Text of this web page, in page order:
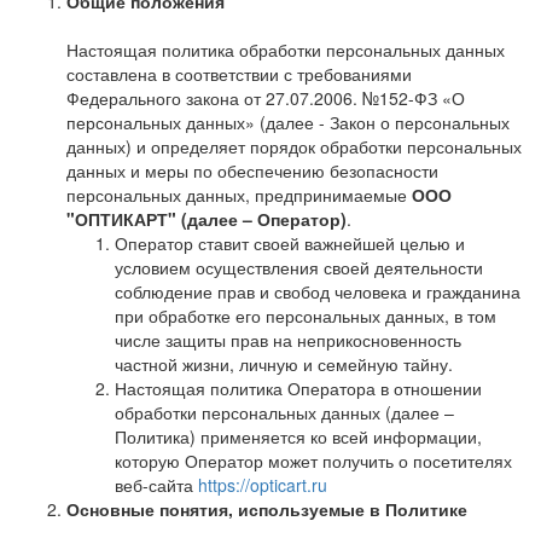
Настоящая политика обработки персональных данных
составлена в соответствии с требованиями
Федерального закона от 27.07.2006. №152-ФЗ «О
персональных данных» (далее - Закон о персональных
данных) и определяет порядок обработки персональных
данных и меры по обеспечению безопасности
персональных данных, предпринимаемые ООО
"ОПТИКАРТ" (далее – Оператор).
Оператор ставит своей важнейшей целью и
условием осуществления своей деятельности
соблюдение прав и свобод человека и гражданина
при обработке его персональных данных, в том
числе защиты прав на неприкосновенность
частной жизни, личную и семейную тайну.
Настоящая политика Оператора в отношении
обработки персональных данных (далее –
Политика) применяется ко всей информации,
которую Оператор может получить о посетителях
веб-сайта https://opticart.ru
Основные понятия, используемые в Политике